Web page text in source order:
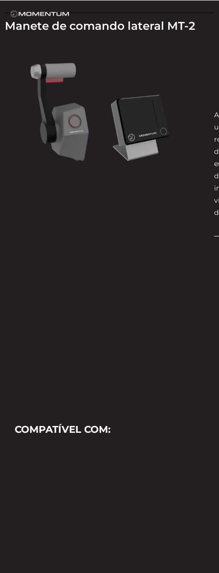
Manete de comando lateral MT-2
COMPATÍVEL COM: